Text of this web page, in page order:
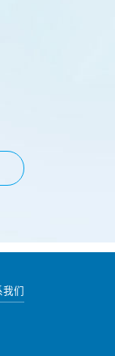
我们